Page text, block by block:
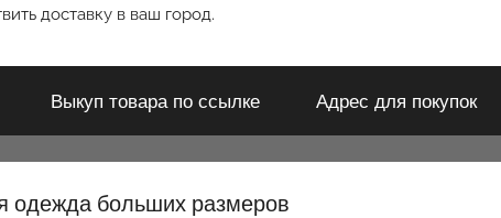
доставку в ваш город.
Выкуп товара по ссылке Адрес для покупок
одежда больших размеров